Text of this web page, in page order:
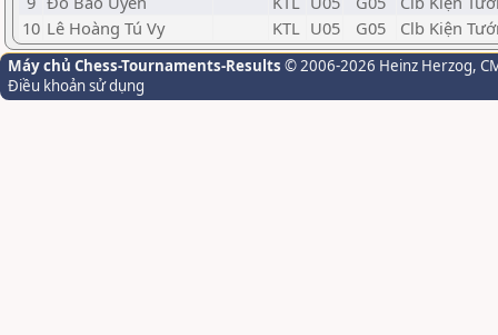
10 Lê Hoàng Tú Vy KTL U05 G05 Clb Kiện
Máy chủ Chess-Tournaments-Results © 2006-2026 Heinz Herzog,
Điều khoản sử dụng